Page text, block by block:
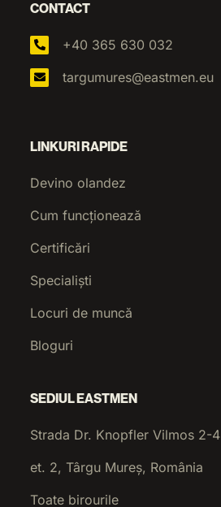
CONTACT
+40 365 630 032
targumures@eastmen.eu
LINKURI RAPIDE
Devino olandez
Cum funcționează
Certificări
Specialiști
Locuri de muncă
Bloguri
SEDIUL EASTMEN
Strada Dr. Knopfler Vilmos 2-4
et. 2, Târgu Mureș, România
Toate birourile